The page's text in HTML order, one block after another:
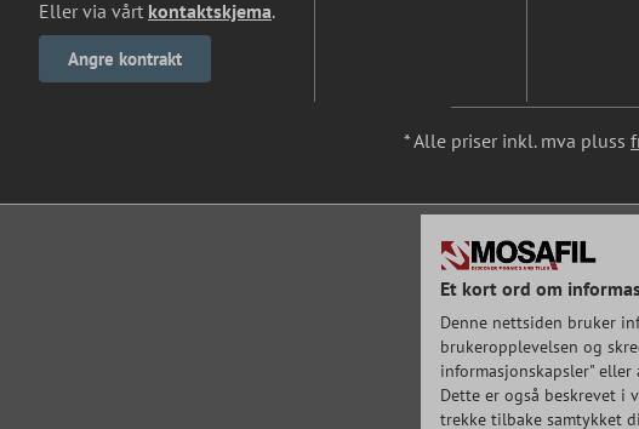
Eller via vårt kontaktskjema.
Angre kontrakt
* Alle priser inkl. mva pluss
Et kort ord om
Denne nettsiden bruker
brukeropplevelsen og
informasjonskapsler"
Dette er også beskrevet i
trekke tilbake samtykket